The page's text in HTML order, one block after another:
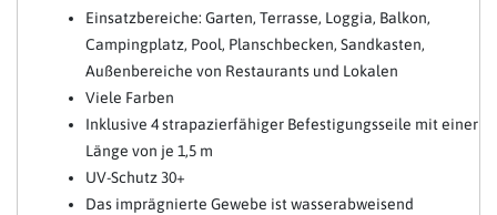
Einsatzbereiche: Garten, Terrasse, Loggia, Balkon,
Campingplatz, Pool, Planschbecken, Sandkasten,
Außenbereiche von Restaurants und Lokalen
Viele Farben
Inklusive 4 strapazierfähiger Befestigungsseile mit einer
Länge von je 1,5 m
UV-Schutz 30+
Das imprägnierte Gewebe ist wasserabweisend